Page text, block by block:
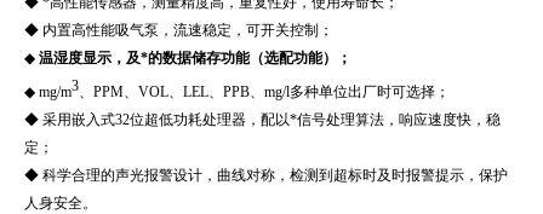
◆ 内置高性能吸气泵，流速稳定，可开关控制；
◆ 温湿度显示，及*的数据储存功能（选配功能）；
◆ mg/m3 、PPM、VOL、LEL、PPB、mg/l多种单位出厂时可选择；
◆ 采用嵌入式32位超低功耗处理器，配以*信号处理算法，响应速度快，稳
定；
◆ 科学合理的声光报警设计，曲线对称，检测到超标时及时报警提示，保护
人身安全。